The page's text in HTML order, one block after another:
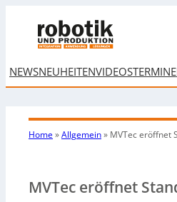
NEWSNEUHEITENVIDEOSTERMINE
Home»Allgemein» MVTec eröffnet
MVTec eröffnet